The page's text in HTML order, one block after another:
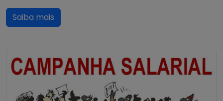
Saiba mais